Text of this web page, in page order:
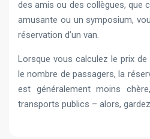
des amis ou des collègues, que
amusante ou un symposium,
réservation d’un van.
Lorsque vous calculez le prix
le nombre de passagers, la
est généralement moins
transports publics – alors,